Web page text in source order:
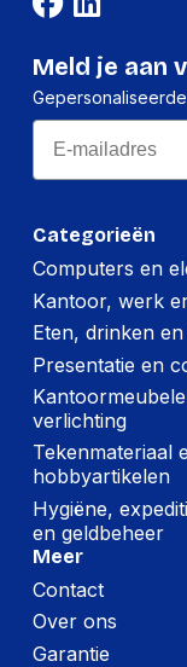
Lengte:
Gewicht:
Hoeveelheid:
Hoogte:
Lengte:
Gewicht:
Per pallet
Hoeveelheid:
Breedte:
Hoogte:
Lengte:
Gewicht:
Categorieën
Computers en
Kantoor, werk
Eten, drinken
Presentatie en
verlichting
Tekenmateriaal
hobbyartikelen
Hygiëne,
en geldbeheer
Meer
Contact
Over ons
Garantie
Meld je aan
Email